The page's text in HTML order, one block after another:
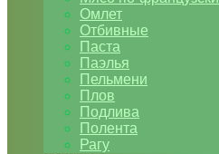
Омлет
Отбивные
Паста
Паэлья
Пельмени
Плов
Подлива
Полента
Рагу